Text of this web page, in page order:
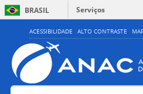
ACESSIBILIDADE ALTO CONTRASTE
BRASIL
Serviços
Buscar no portal